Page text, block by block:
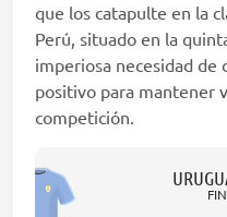
que los catapulte en la
Perú, situado en la
imperiosa necesidad de
positivo para mantener
competición.